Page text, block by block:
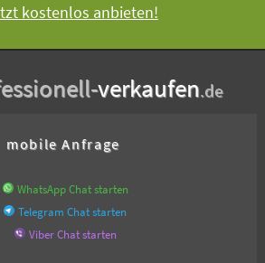
kostenlos anbieten!
verkaufen.de
mobile Anfrage
WhatsApp Chat starten
Telegram Chat starten
Viber Chat starten